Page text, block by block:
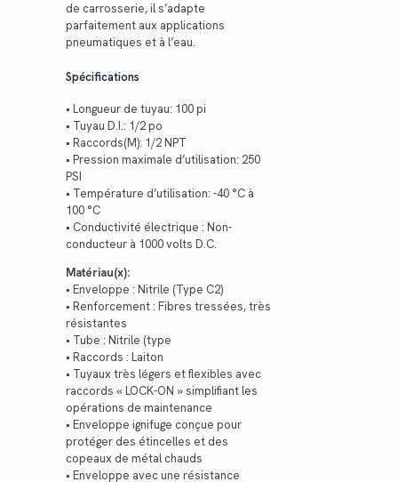
de carrosserie, il s’adapte
parfaitement aux applications
pneumatiques et à l’eau.
Spécifications
• Longueur de tuyau: 100 pi
• Tuyau D.I.: 1/2 po
• Raccords(M): 1/2 NPT
• Pression maximale d’utilisation: 250
PSI
• Température d’utilisation: -40 °C à
100 °C
• Conductivité électrique : Non-
conducteur à 1000 volts D.C.
Matériau(x):
• Enveloppe : Nitrile (Type C2)
• Renforcement : Fibres tressées, très
résistantes
• Tube : Nitrile (type
• Raccords : Laiton
• Tuyaux très légers et flexibles avec
raccords « LOCK-ON » simplifiant les
opérations de maintenance
• Enveloppe ignifuge conçue pour
protéger des étincelles et des
copeaux de métal chauds
• Enveloppe avec une résistance